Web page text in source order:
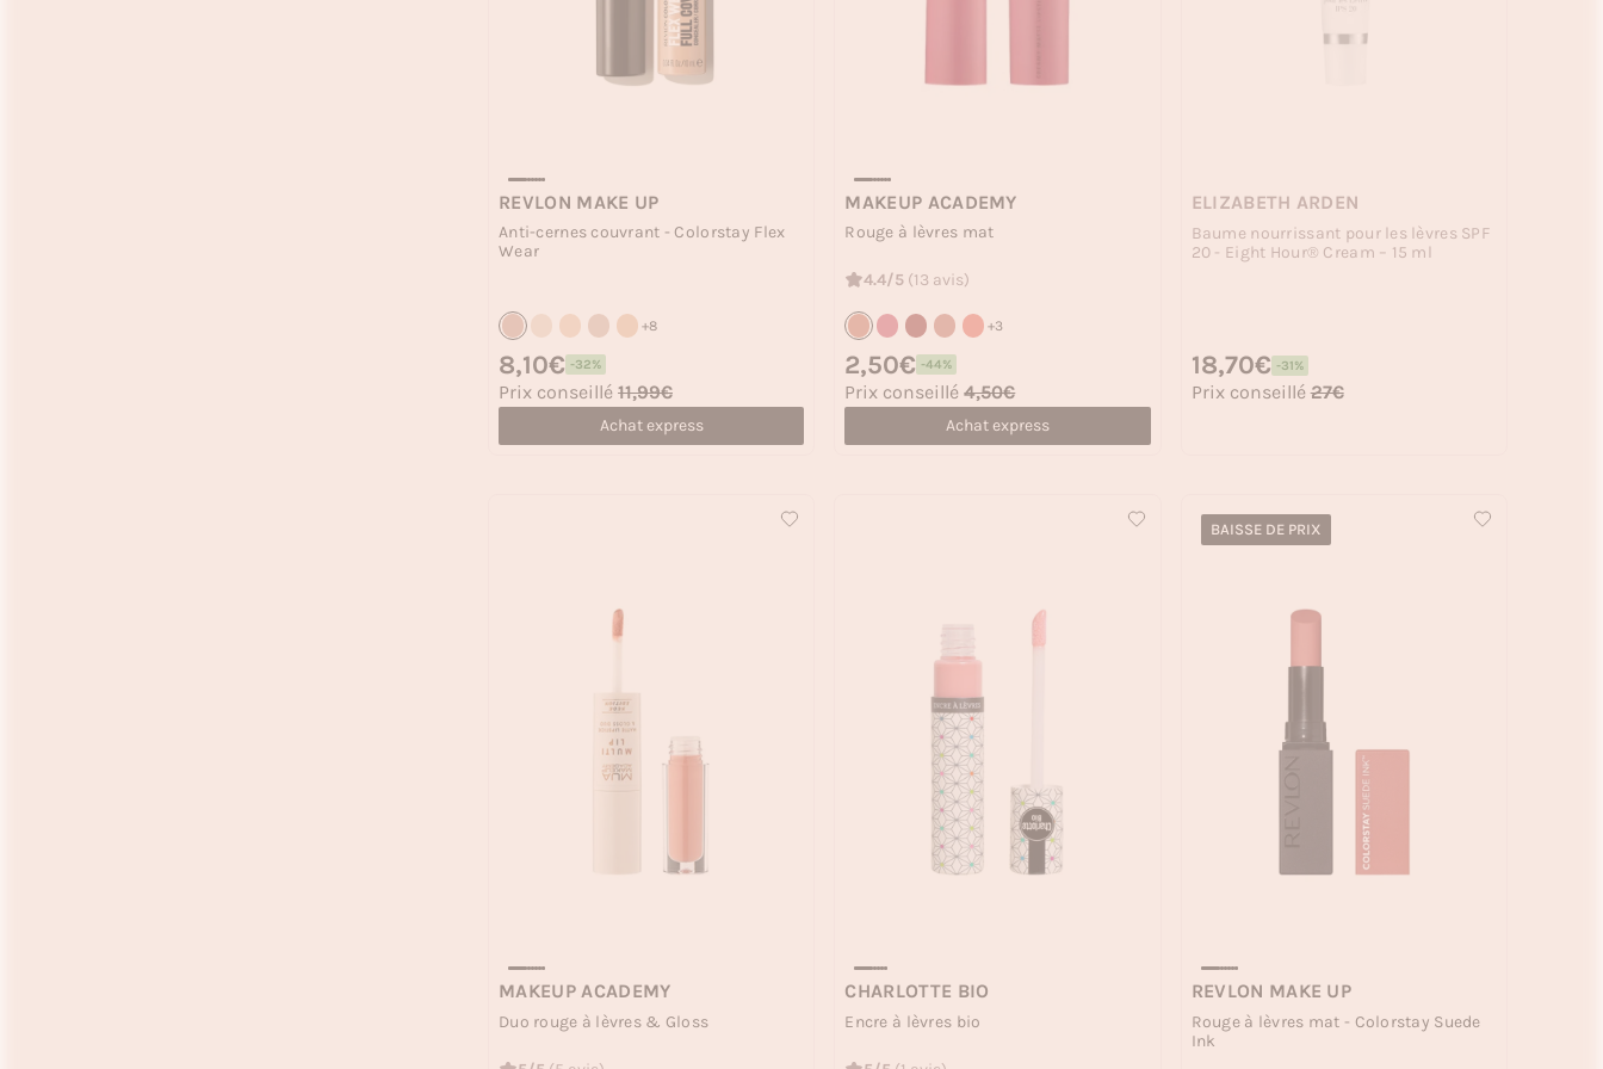
REVLON MAKE UP
Anti-cernes couvrant - Colorstay Flex
Wear
+8
Prix soldé
8,10€ -32%
Prix habituel
Prix conseillé 11,99€
Achat express
MAKEUP ACADEMY
Rouge à lèvres mat
4.4/5 (13 avis)
+3
Prix soldé
2,50€ -44%
Prix habituel
Prix conseillé 4,50€
Achat express
ELIZABETH ARDEN
Baume nourrissant pour les lèvres SPF
20 - Eight Hour® Cream – 15 ml
Prix soldé
18,70€ -31%
Prix habituel
Prix conseillé 27€
MAKEUP ACADEMY
Duo rouge à lèvres & Gloss
CHARLOTTE BIO
Encre à lèvres bio
BAISSE DE PRIX
REVLON MAKE UP
Rouge à lèvres mat - Colorstay Suede
Ink